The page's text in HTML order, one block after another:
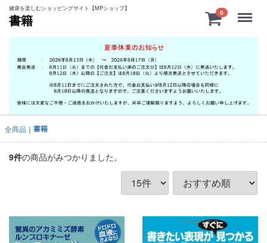
健康を楽しむショッピングサイト【MPショップ】
書籍 0 Menu
全商品 書籍
9件の商品がみつかりました。